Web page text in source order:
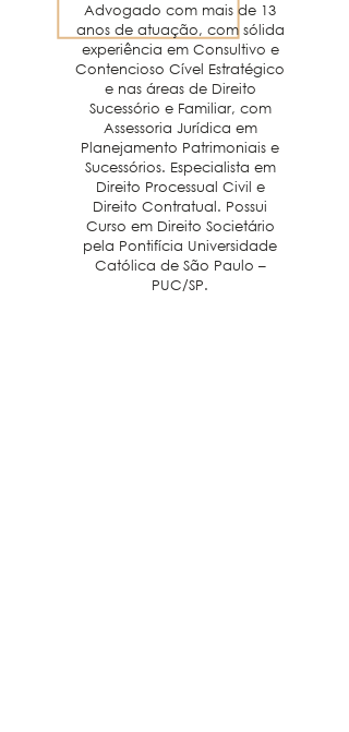
Advogado com mais de 13
anos de atuação, com sólida
experiência em Consultivo e
Contencioso Cível Estratégico
e nas áreas de Direito
Sucessório e Familiar, com
Assessoria Jurídica em
Planejamento Patrimoniais e
Sucessórios. Especialista em
Direito Processual Civil e
Direito Contratual. Possui
Curso em Direito Societário
pela Pontifícia Universidade
Católica de São Paulo –
PUC/SP.